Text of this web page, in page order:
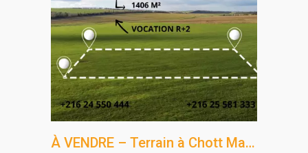
À VENDRE – Terrain à Chott Mariem, à quelques pas de la mer